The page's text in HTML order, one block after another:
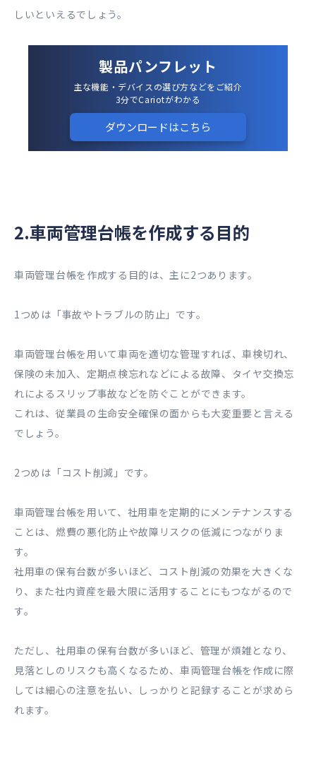
しいといえるでしょう。
製品パンフレット
主な機能・デバイスの選び方などをご紹介
3分でCariotがわかる
ダウンロードはこちら
2.車両管理台帳を作成する目的
車両管理台帳を作成する目的は、主に2つあります。
1つめは「事故やトラブルの防止」です。
車両管理台帳を用いて車両を適切な管理すれば、車検切れ、
保険の未加入、定期点検忘れなどによる故障、タイヤ交換忘
れによるスリップ事故などを防ぐことができます。
これは、従業員の生命安全確保の面からも大変重要と言える
でしょう。
2つめは「コスト削減」です。
車両管理台帳を用いて、社用車を定期的にメンテナンスする
ことは、燃費の悪化防止や故障リスクの低減につながりま
す。
社用車の保有台数が多いほど、コスト削減の効果を大きくな
り、また社内資産を最大限に活用することにもつながるので
す。
ただし、社用車の保有台数が多いほど、管理が煩雑となり、
見落としのリスクも高くなるため、車両管理台帳を作成に際
しては細心の注意を払い、しっかりと記録することが求めら
れます。